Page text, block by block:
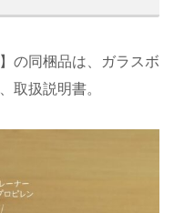
の同梱品は、ガラスボ
取扱説明書。